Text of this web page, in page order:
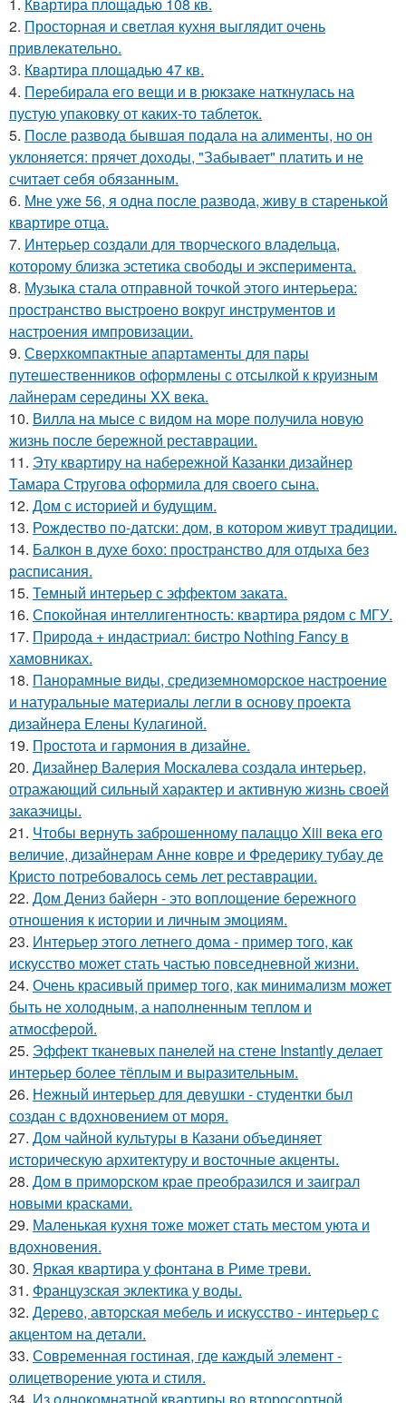
2. Просторная и светлая кухня выглядит очень
привлекательно.
3. Квартира площадью 47 кв.
4. Перебирала его вещи и в рюкзаке наткнулась на
пустую упаковку от каких-то таблеток.
5. После развода бывшая подала на алименты, но он
уклоняется: прячет доходы, "Забывает" платить и не
считает себя обязанным.
6. Мне уже 56, я одна после развода, живу в старенькой
квартире отца.
7. Интерьер создали для творческого владельца,
которому близка эстетика свободы и эксперимента.
8. Музыка стала отправной точкой этого интерьера:
пространство выстроено вокруг инструментов и
настроения импровизации.
9. Сверхкомпактные апартаменты для пары
путешественников оформлены с отсылкой к круизным
лайнерам середины XX века.
10. Вилла на мысе с видом на море получила новую
жизнь после бережной реставрации.
11. Эту квартиру на набережной Казанки дизайнер
Тамара Стругова оформила для своего сына.
12. Дом с историей и будущим.
13. Рождество по-датски: дом, в котором живут традиции.
14. Балкон в духе бохо: пространство для отдыха без
расписания.
15. Темный интерьер с эффектом заката.
16. Спокойная интеллигентность: квартира рядом с МГУ.
17. Природа + индастриал: бистро Nothing Fancy в
хамовниках.
18. Панорамные виды, средиземноморское настроение
и натуральные материалы легли в основу проекта
дизайнера Елены Кулагиной.
19. Простота и гармония в дизайне.
20. Дизайнер Валерия Москалева создала интерьер,
отражающий сильный характер и активную жизнь своей
заказчицы.
21. Чтобы вернуть заброшенному палаццо Xiii века его
величие, дизайнерам Анне ковре и Фредерику тубау де
Кристо потребовалось семь лет реставрации.
22. Дом Дениз байерн - это воплощение бережного
отношения к истории и личным эмоциям.
23. Интерьер этого летнего дома - пример того, как
искусство может стать частью повседневной жизни.
24. Очень красивый пример того, как минимализм может
быть не холодным, а наполненным теплом и
атмосферой.
25. Эффект тканевых панелей на стене Instantly делает
интерьер более тёплым и выразительным.
26. Нежный интерьер для девушки - студентки был
создан с вдохновением от моря.
27. Дом чайной культуры в Казани объединяет
историческую архитектуру и восточные акценты.
28. Дом в приморском крае преобразился и заиграл
новыми красками.
29. Маленькая кухня тоже может стать местом уюта и
вдохновения.
30. Яркая квартира у фонтана в Риме треви.
31. Французская эклектика у воды.
32. Дерево, авторская мебель и искусство - интерьер с
акцентом на детали.
33. Современная гостиная, где каждый элемент -
олицетворение уюта и стиля.
34. Из однокомнатной квартиры во второсортной